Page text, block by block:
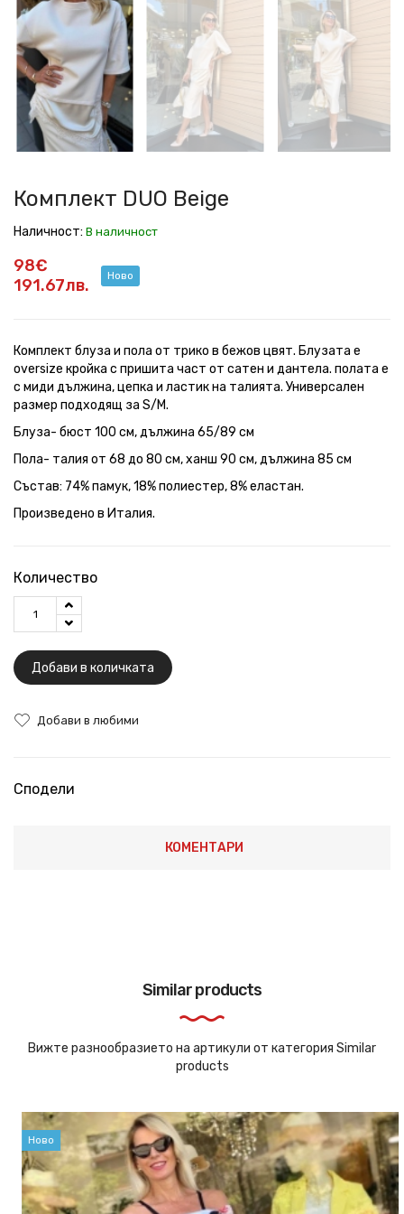
DUO
Beige
DUO
Beige
DUO
Beige
DUO
Beige
DUO
Beige
DUO
Beige
DUO
Beige
Комплект DUO Beige
Наличност: В наличност
98€
191.67лв.
Ново
Комплект блуза и пола от трико в бежов цвят. Блузата е
oversize кройка с пришита част от сатен и дантела. полата е
с миди дължина, цепка и ластик на талията. Универсален
размер подходящ за S/M.
Блуза- бюст 100 см, дължина 65/89 см
Пола- талия от 68 до 80 см, ханш 90 см, дължина 85 см
Състав: 74% памук, 18% полиестер, 8% еластан.
Произведено в Италия.
Количество
Добави в количката
Добави в любими
Сподели
КОМЕНТАРИ
Similar products
Вижте разнообразието на артикули от категория Similar
products
Ново